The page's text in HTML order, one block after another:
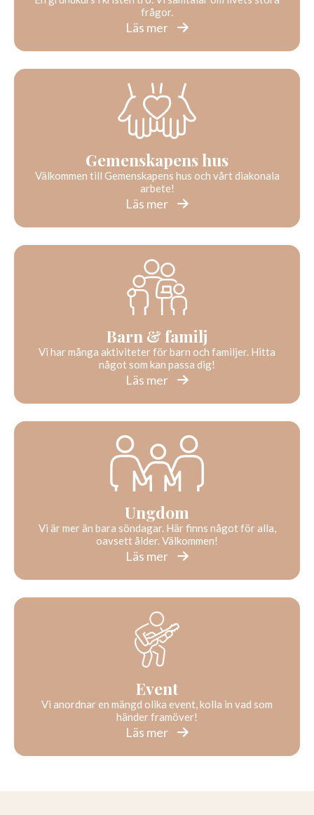
frågor.
Läs mer
Gemenskapens hus
Välkommen till Gemenskapens hus och vårt diakonala
arbete!
Läs mer
Barn & familj
Vi har många aktiviteter för barn och familjer. Hitta
något som kan passa dig!
Läs mer
Ungdom
Vi är mer än bara söndagar. Här finns något för alla,
oavsett ålder. Välkommen!
Läs mer
Event
Vi anordnar en mängd olika event, kolla in vad som
händer framöver!
Läs mer